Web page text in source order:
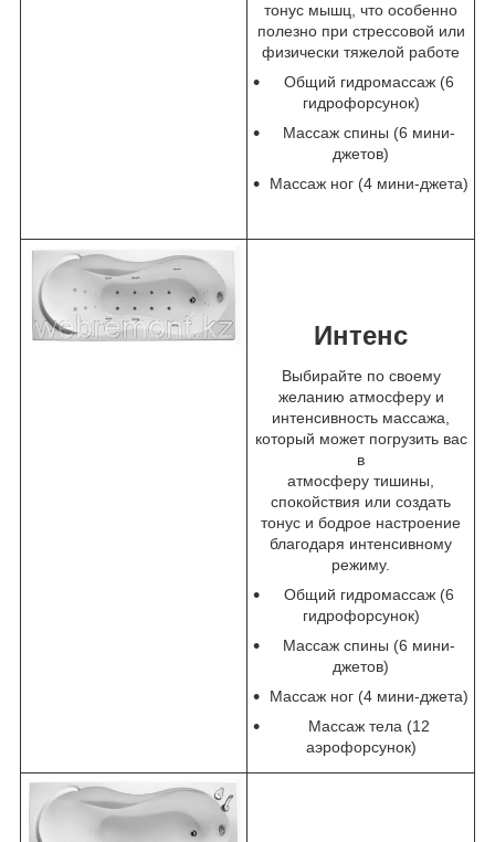
тонус мышц, что особенно
полезно при стрессовой или
физически тяжелой работе
Общий гидромассаж (6
гидрофорсунок)
Массаж спины (6 мини-
джетов)
Массаж ног (4 мини-джета)
Интенс
Выбирайте по своему
желанию атмосферу и
интенсивность массажа,
который может погрузить вас
в
атмосферу тишины,
спокойствия или создать
тонус и бодрое настроение
благодаря интенсивному
режиму.
Общий гидромассаж (6
гидрофорсунок)
Массаж спины (6 мини-
джетов)
Массаж ног (4 мини-джета)
Массаж тела (12
аэрофорсунок)